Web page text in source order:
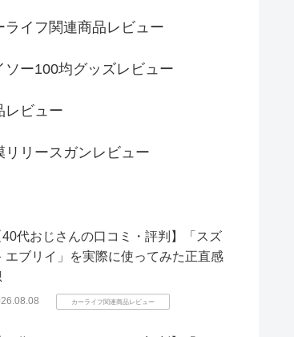
ライフ関連商品レビュー
ソー100均グッズレビュー
レビュー
リリースガンレビュー
40代おじさんの口コミ・評判】「スズ
エブリイ」を実際に使ってみた正直感
カーライフ関連商品レビュー